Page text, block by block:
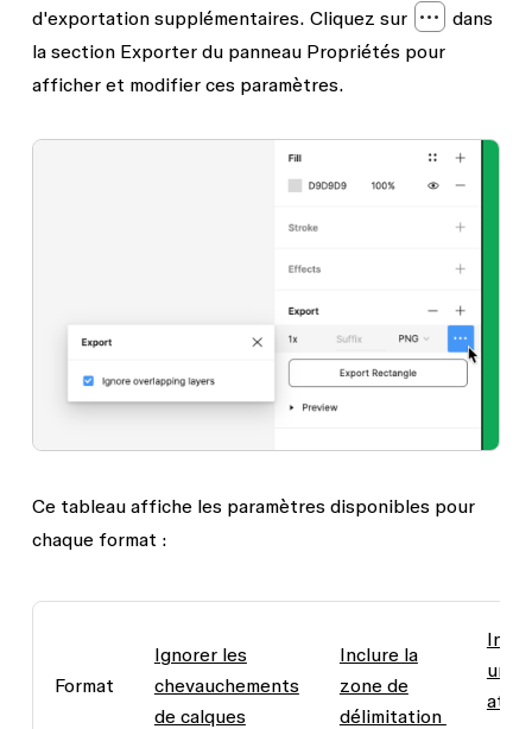
d'exportation supplémentaires. Cliquez sur
dans
la section Exporter du panneau Propriétés pour
afficher et modifier ces paramètres.
Ce tableau affiche les paramètres disponibles pour
chaque format :
Format
Ignorer les
chevauchements
de calques
Inclure la
zone de
délimitation
un